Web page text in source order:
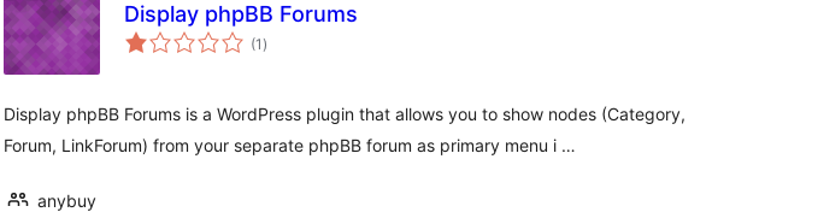
Display phpBB Forums
(1 total
de
)
Display phpBB Forums is a WordPress plugin that allows you to show nodes (Category,
Forum, LinkForum) from your separate phpBB forum as primary menu i …
anybuy